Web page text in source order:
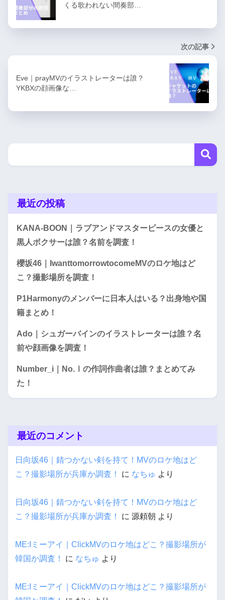
くる歌われない間奏部…
次の記事
Eve｜prayMVのイラストレーターは誰？
YKBXの顔画像な…
最近の投稿
KANA-BOON｜ラブアンドマスターピースの女優と
黒人ボクサーは誰？名前を調査！
櫻坂46｜IwanttomorrowtocomeMVのロケ地はど
こ？撮影場所を調査！
P1Harmonyのメンバーに日本人はいる？出身地や国
籍まとめ！
Ado｜シュガーバインのイラストレーターは誰？名
前や顔画像を調査！
Number_i｜No.Ⅰの作詞作曲者は誰？まとめてみ
た！
最近のコメント
日向坂46｜錆つかない剣を持て！MVのロケ地はど
こ？撮影場所が兵庫か調査！
に なちゅ より
日向坂46｜錆つかない剣を持て！MVのロケ地はど
こ？撮影場所が兵庫か調査！
に 源頼朝 より
ME:Iミーアイ｜ClickMVのロケ地はどこ？撮影場所が
韓国か調査！
に なちゅ より
ME:Iミーアイ｜ClickMVのロケ地はどこ？撮影場所が